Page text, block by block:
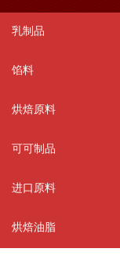
乳制品
馅料
烘焙原料
可可制品
进口原料
烘焙油脂